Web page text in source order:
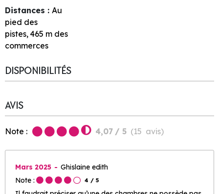
Distances : Au
pied des
pistes 465 m des
commerces
DISPONIBILITÉS
AVIS
Note : 4,07 / 5 (15 avis)
Mars 2025
Ghislaine edith
Note :
4 / 5